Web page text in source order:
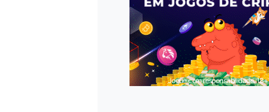
Jogue com responsabilidade. 18+